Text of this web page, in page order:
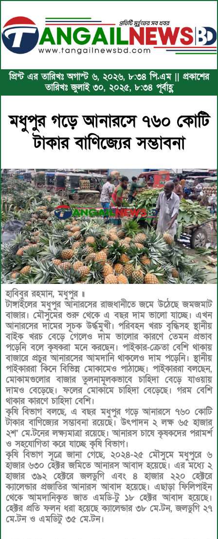
প্রিন্ট এর তারিখঃ অগাস্ট ৬, ২০২৬, ৮:৩৪ পি.এম || প্রকাশের
তারিখঃ জুলাই ৩০, ২০২৫, ৮:৩৪ পূর্বাহ্ণ
মধুপুর গড়ে আনারসে ৭৬০ কোটি
টাকার বাণিজ্যের সম্ভাবনা
হাবিবুর রহমান, মধুপুর ॥
টাঙ্গাইলের মধুপুর আনারসের রাজধানীতে জমে উঠেছে জমজমাট
বাজার। মৌসুমের শুরু থেকে এ বছর দাম ভালো যাচ্ছে। এখন
আনারসের দামের সূচক উর্দ্ধমুখী। পরিবহন খরচ বৃদ্ধিসহ স্থানীয়
বাইক খরচ বেড়ে গেলেও দাম ভালোর কারণে তেমন প্রভাব
পড়েনি বলে কৃষকরা মনে করছেন। পাইকার-ক্রেতা বেশি থাকায়
বাজারে প্রচুর আনারসের আমদানি থাকলেও দাম পড়েনি। স্থানীয়
পাইকাররা কিনে বিভিন্ন মোকামেও পাঠাচ্ছে। পাইকাররা বলছেন,
মোকামগুলোর বাজার তুলনামূলকভাবে চাহিদা বেড়ে যাওয়ায়
দামও বেড়েছে। ফলের মোকামে চাহিদা বেড়েছে। গরম বেশি
থাকার কারণে চাহিদা বেশি।
কৃষি বিভাগ বলছে, এ বছর মধুপুর গড়ে আনারসে ৭৬০ কোটি
টাকার বাণিজ্যের সম্ভাবনা রয়েছে। উৎপাদন ২ লক্ষ ৬৫ হাজার
২শ’ মে.টনের লক্ষ্যমাত্রা রয়েছে। আনারস চাষে কৃষকদের পরামর্শ
ও সহযোগিতা করে যাচ্ছে কৃষি বিভাগ।
কৃষি বিভাগ সূত্রে জানা গেছে, ২০২৪-২৫ মৌসুমে মধুপুরে ৬
হাজার ৬৩০ হেক্টর জমিতে আনারস আবাদ হয়েছে। এর মধ্যে ২
হাজার ৩৯২ হেক্টরে জলডুগি এবং ৪ হাজার ২২০ হেক্টরে
ক্যালেন্ডার প্রজাতির আনারস আবাদ হয়েছে। এছাড়া ফিলিপাইন
থেকে আমদানিকৃত জাত এমডি-টু ১৮ হেক্টর আবাদ হয়েছে।
হেক্টর প্রতি ফলন ধরা হয়েছে ক্যালেন্ডার ৩৮ মে.টন, জলডুগি ২৭
মে.টন ও এমডিটু ৩৫ মে.টন।